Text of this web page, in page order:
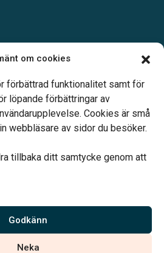
om cookies
förbättrad funktionalitet samt för
löpande förbättringar av
Cookies är små
webbläsare av sidor du besöker.
tillbaka ditt samtycke genom att
Godkänn
Neka
Sveriges Begravningsbyråers Förbund och
utbildning, kvalitet, miljö och arbetsmiljö.